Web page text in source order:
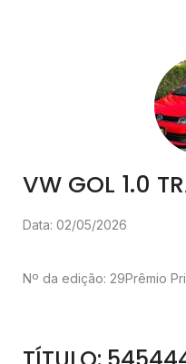
VW GOL 1.0
Data: 02/05/2026
Nº da edição: 29Prêmio